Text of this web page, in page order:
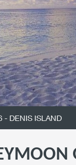
- DENIS ISLAND